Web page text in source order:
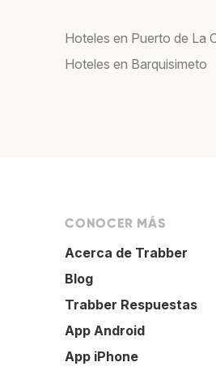
Hoteles en Puerto de La
Hoteles en Barquisimeto
CONOCER MÁS
Acerca de Trabber
Blog
Trabber Respuestas
App Android
App iPhone